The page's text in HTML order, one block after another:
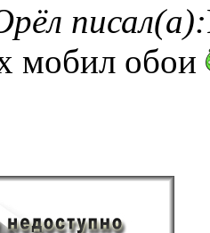
писал(а):
мобил обои